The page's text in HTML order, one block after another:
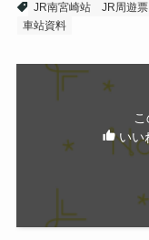
JR南宮崎站
JR周遊票
車站資料
いい